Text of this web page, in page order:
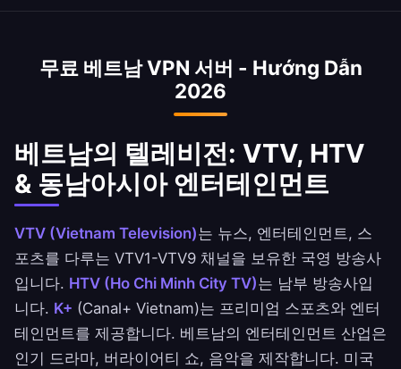
정치적 콘텐츠를 검열하며, 데이터 현지화를 요구
는 접속을 위해 필수이며 1억 명 이상의 인구에서
무료 베트남 VPN 서버 - Hướng Dẫn
2026
베트남의 텔레비전: VTV, HTV
& 동남아시아 엔터테인먼트
VTV (Vietnam Television)는 뉴스, 엔터테인먼트, 스
포츠를 다루는 VTV1-VTV9 채널을 보유한 국영 방송사
입니다. HTV (Ho Chi Minh City TV)는 남부 방송사입
니다. K+ (Canal+ Vietnam)는 프리미엄 스포츠와 엔터
테인먼트를 제공합니다. 베트남의 엔터테인먼트 산업은
인기 드라마, 버라이어티 쇼, 음악을 제작합니다. 미국